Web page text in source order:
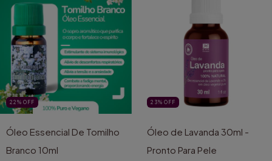
22 % OFF
Óleo Essencial De Tomilho
Branco 10ml
23% OFF
Óleo de Lavanda 30ml -
Pronto Para Pele